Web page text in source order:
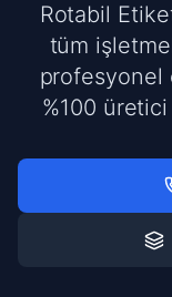
Rotabil
tüm
profesyonel
%100